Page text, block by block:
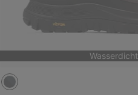
Wasserdicht